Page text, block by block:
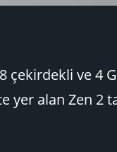
ve 4
yer alan Zen 2